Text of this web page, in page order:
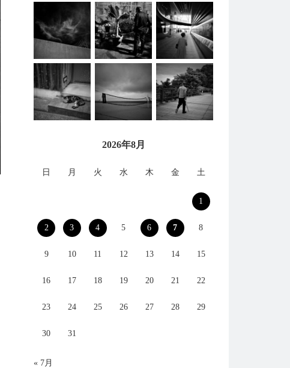
2026年8月
日 月 火 水 木 金 土
1
2 3 4 5 6 7 8
9 10 11 12 13 14 15
16 17 18 19 20 21 22
23 24 25 26 27 28 29
30 31
« 7月